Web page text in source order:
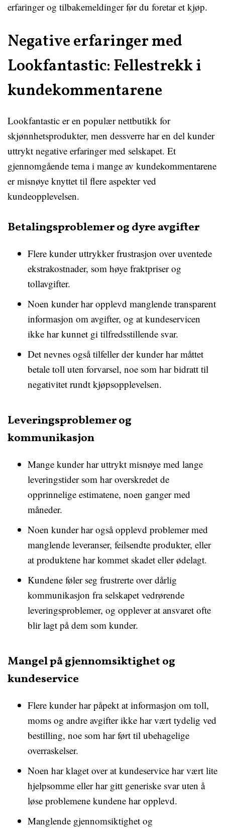
erfaringer og tilbakemeldinger før du foretar et kjøp.
Negative erfaringer med
Lookfantastic: Fellestrekk i
kundekommentarene
Lookfantastic er en populær nettbutikk for
skjønnhetsprodukter, men dessverre har en del kunder
uttrykt negative erfaringer med selskapet. Et
gjennomgående tema i mange av kundekommentarene
er misnøye knyttet til flere aspekter ved
kundeopplevelsen.
Betalingsproblemer og dyre avgifter
Flere kunder uttrykker frustrasjon over uventede
ekstrakostnader, som høye fraktpriser og
tollavgifter.
Noen kunder har opplevd manglende transparent
informasjon om avgifter, og at kundeservicen
ikke har kunnet gi tilfredsstillende svar.
Det nevnes også tilfeller der kunder har måttet
betale toll uten forvarsel, noe som har bidratt til
negativitet rundt kjøpsopplevelsen.
Leveringsproblemer og
kommunikasjon
Mange kunder har uttrykt misnøye med lange
leveringstider som har overskredet de
opprinnelige estimatene, noen ganger med
måneder.
Noen kunder har også opplevd problemer med
manglende leveranser, feilsendte produkter, eller
at produktene har kommet skadet eller ødelagt.
Kundene føler seg frustrerte over dårlig
kommunikasjon fra selskapet vedrørende
leveringsproblemer, og opplever at ansvaret ofte
blir lagt på dem som kunder.
Mangel på gjennomsiktighet og
kundeservice
Flere kunder har påpekt at informasjon om toll,
moms og andre avgifter ikke har vært tydelig ved
bestilling, noe som har ført til ubehagelige
overraskelser.
Noen har klaget over at kundeservice har vært lite
hjelpsomme eller har gitt generiske svar uten å
løse problemene kundene har opplevd.
Manglende gjennomsiktighet og